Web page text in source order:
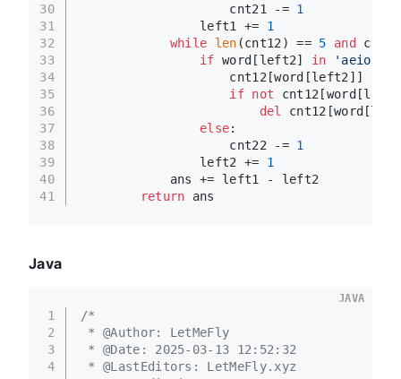
30
31
32
33
34
35
36
37
38
39
40
41
                    cnt21 -=
1
                left1 +=
1
while
len (cnt12) == 5 and
if word[left2] in 'aeiou'
                    cnt12[word[left2]] -=
if not
del
else:
                    cnt22 -=
1
                left2 +=
1
            ans += left1 - left2
return ans
Java
1
2
3
4
/*
* @Author: LetMeFly
* @Date: 2025-03-13 12:52:32
* @LastEditors: LetMeFly.xyz
JAVA